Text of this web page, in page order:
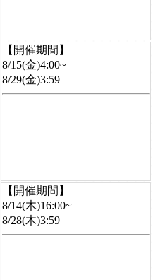
【開催期間】
8/15(金)4:00~
8/29(金)3:59
【開催期間】
8/14(木)16:00~
8/28(木)3:59